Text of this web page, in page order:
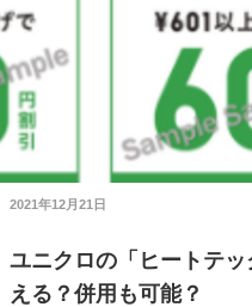
2021年12月21日
ユニクロの「ヒートテ
える？併用も可能？